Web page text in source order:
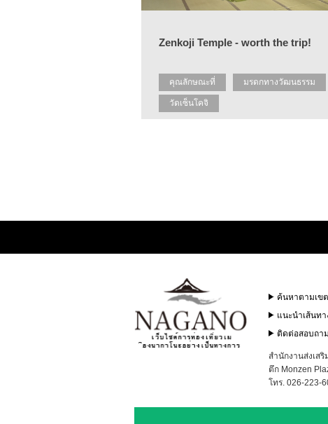
Zenkoji Temple - worth the trip!
คุณลักษณะที่ มรดกทางวัฒนธรรม
วัดเซ็นโคจิ
ค้นหาตามเข
แนะนำเส้นทา
ติดต่อสอบถาม
สำนักงานส่งเส
ตึก Monzen
โทร. 026-223-